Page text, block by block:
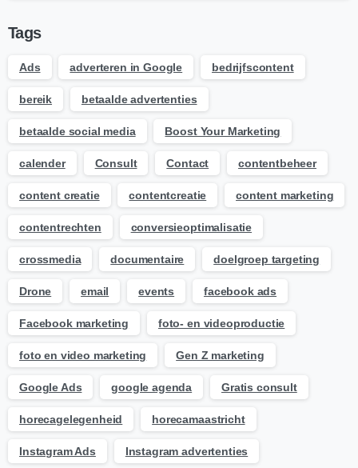
Tags
Ads adverteren in Google bedrijfscontent
bereik betaalde advertenties
betaalde social media Boost Your Marketing
calender Consult Contact contentbeheer
content creatie contentcreatie content marketing
contentrechten conversieoptimalisatie
crossmedia documentaire doelgroep targeting
Drone email events facebook ads
Facebook marketing foto- en videoproductie
foto en video marketing Gen Z marketing
Google Ads google agenda Gratis consult
horecagelegenheid horecamaastricht
Instagram Ads Instagram advertenties